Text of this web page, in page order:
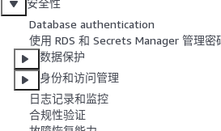
安全性
Database authentication
使用 RDS 和 Secrets Manager 管理密
数据保护
身份和访问管理
日志记录和监控
合规性验证